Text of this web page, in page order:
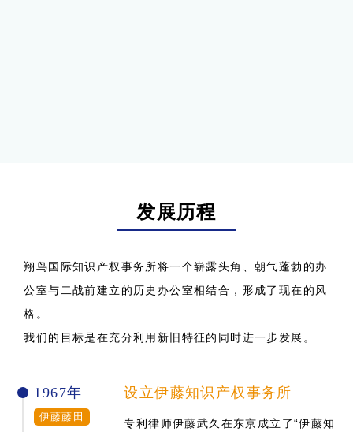
发展历程
翔鸟国际知识产权事务所将一个崭露头角、朝气蓬勃的办
公室与二战前建立的历史办公室相结合，形成了现在的风
格。
我们的目标是在充分利用新旧特征的同时进一步发展。
1967年
伊藤藤田
设立伊藤知识产权事务所
专利律师伊藤武久在东京成立了“伊藤知